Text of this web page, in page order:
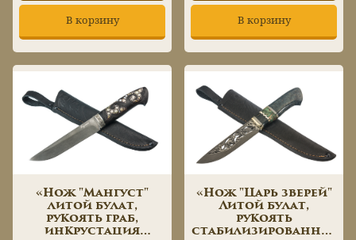
В корзину В корзину
«Нож "Мангуст"
литой булат,
рукоять граб,
инкрустация
«Нож "Царь зверей"
Литой булат,
рукоять
стабилизированная